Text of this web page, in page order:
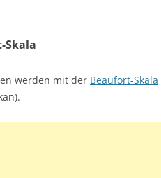
Skala
werden mit der Beaufort-Skala